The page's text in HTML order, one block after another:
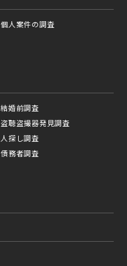
個人案件の調査
結婚前調査
盗聴盗撮器発見調査
人探し調査
債務者調査